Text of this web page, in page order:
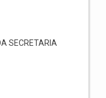
SECRETARIA